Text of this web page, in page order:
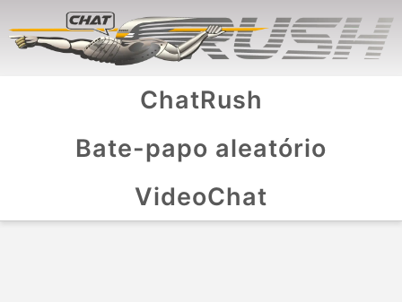
ChatRush
Bate-papo aleatório
VideoChat